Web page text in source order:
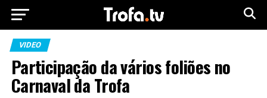
VIDEO
Participação da vários foliões no
Carnaval da Trofa